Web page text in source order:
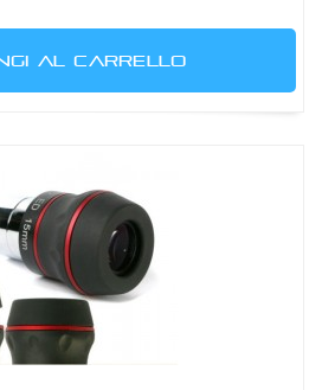
AL CARRELLO